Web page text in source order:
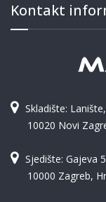
Kontakt
Skladište: Lanište,
10020 Novi
Sjedište: Gajeva
10000 Zagreb,